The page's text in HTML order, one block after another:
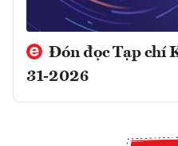
Đón đọc Tạp chí
31-2026